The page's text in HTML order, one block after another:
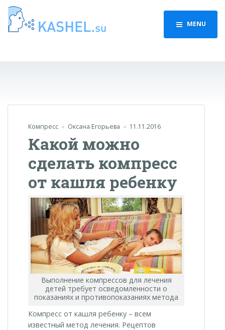
MENU
Компресс Оксана Егорьева 11.11.2016
Какой можно
сделать компресс
от кашля ребенку
Выполнение компрессов для лечения
детей требует осведомленности о
показаниях и противопоказаниях метода
Компресс от кашля ребенку – всем
известный метод лечения. Рецептов